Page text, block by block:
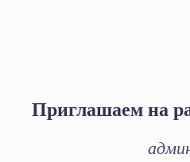
Приглашаем на